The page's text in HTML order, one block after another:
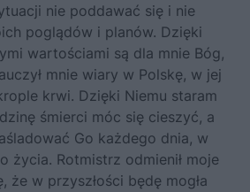
nie poddawać się i nie
poglądów i planów. Dzięki
wartościami są dla mnie Bóg,
mnie wiary w Polskę, w jej
krwi. Dzięki Niemu staram
śmierci móc się cieszyć, a
Go każdego dnia, w
życia. Rotmistrz odmienił moje
że w przyszłości będę mogła